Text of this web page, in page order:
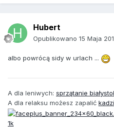
Hubert
Opublikowano 15 Maja
albo powrócą sidy w urlach ...
A dla leniwych: sprzątanie
A dla relaksu możesz zapalić
1k